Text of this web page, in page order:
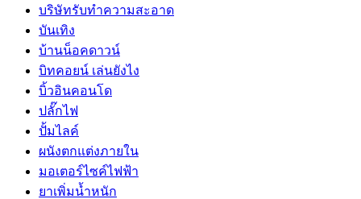
บริษัทรับทำความสะอาด
บันเทิง
บ้านน็อคดาวน์
บิทคอยน์ เล่นยังไง
บิ้วอินคอนโด
ปลั๊กไฟ
ปั้มไลค์
ผนังตกแต่งภายใน
มอเตอร์ไซค์ไฟฟ้า
ยาเพิ่มน้ำหนัก